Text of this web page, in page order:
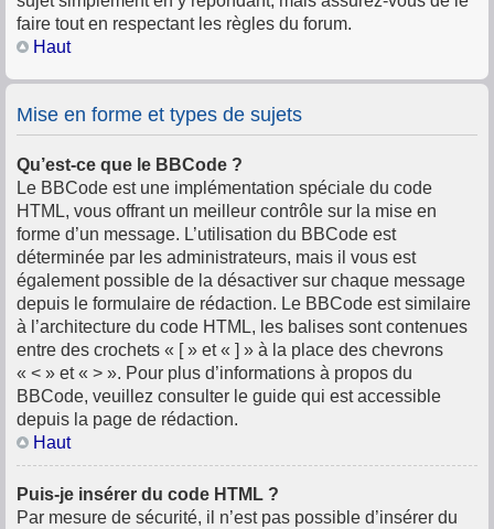
faire tout en respectant les règles du forum.
Haut
Mise en forme et types de sujets
Qu’est-ce que le BBCode ?
Le BBCode est une implémentation spéciale du code
HTML, vous offrant un meilleur contrôle sur la mise en
forme d’un message. L’utilisation du BBCode est
déterminée par les administrateurs, mais il vous est
également possible de la désactiver sur chaque message
depuis le formulaire de rédaction. Le BBCode est similaire
à l’architecture du code HTML, les balises sont contenues
entre des crochets « [ » et « ] » à la place des chevrons
« < » et « > ». Pour plus d’informations à propos du
BBCode, veuillez consulter le guide qui est accessible
depuis la page de rédaction.
Haut
Puis-je insérer du code HTML ?
Par mesure de sécurité, il n’est pas possible d’insérer du